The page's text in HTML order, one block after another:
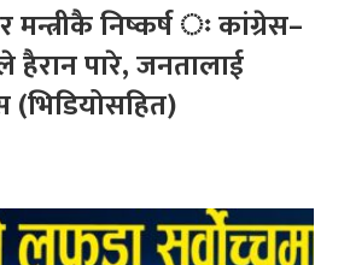
मन्त्रीकै निष्कर्ष ः कांग्रेस–
पारे, जनतालाई